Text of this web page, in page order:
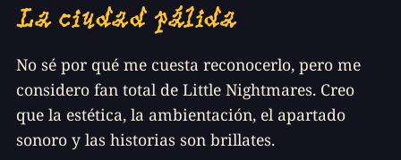
La ciudad pálida
No sé por qué me cuesta reconocerlo, pero me
considero fan total de Little Nightmares. Creo
que la estética, la ambientación, el apartado
sonoro y las historias son brillates.